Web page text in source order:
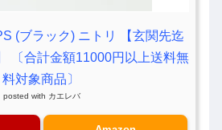
(ブラック) ニトリ 【玄関先迄
〔合計金額11000円以上送料無
料対象商品〕
posted with カエレバ